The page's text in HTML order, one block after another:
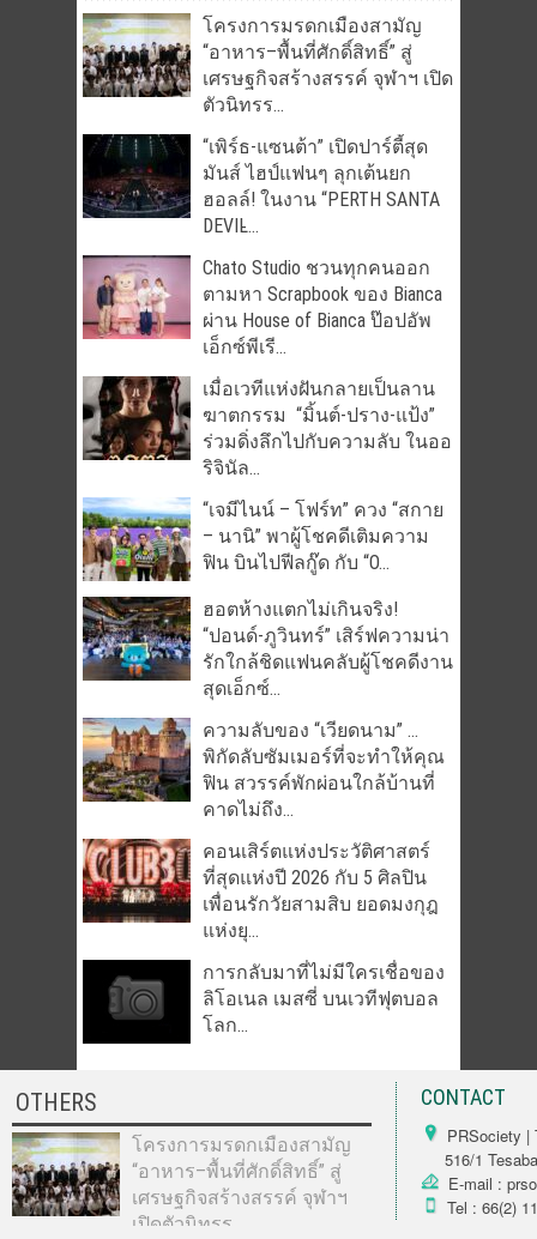
โครงการมรดกเมืองสามัญ
“อาหาร–พื้นที่ศักดิ์สิทธิ์” สู่
เศรษฐกิจสร้างสรรค์ จุฬาฯ เปิด
ตัวนิทรร...
“เพิร์ธ-แซนต้า” เปิดปาร์ตี้สุด
มันส์ ไฮป์แฟนๆ ลุกเต้นยก
ฮอลล์! ในงาน “PERTH SANTA
DEVIL̵...
Chato Studio ชวนทุกคนออก
ตามหา Scrapbook ของ Bianca
ผ่าน House of Bianca ป๊อปอัพ
เอ็กซ์พีเรี...
เมื่อเวทีแห่งฝันกลายเป็นลาน
ฆาตกรรม “มิ้นต์-ปราง-แป้ง”
ร่วมดิ่งลึกไปกับความลับ ในออ
ริจินัล...
“เจมีไนน์ – โฟร์ท” ควง “สกาย
– นานิ” พาผู้โชคดีเติมความ
ฟิน บินไปฟีลกู๊ด กับ “O...
ฮอตห้างแตกไม่เกินจริง!
“ปอนด์-ภูวินทร์” เสิร์ฟความน่า
รักใกล้ชิดแฟนคลับผู้โชคดีงาน
สุดเอ็กซ์...
ความลับของ “เวียดนาม” …
พิกัดลับซัมเมอร์ที่จะทำให้คุณ
ฟิน สวรรค์พักผ่อนใกล้บ้านที่
คาดไม่ถึง...
คอนเสิร์ตแห่งประวัติศาสตร์
ที่สุดแห่งปี 2026 กับ 5 ศิลปิน
เพื่อนรักวัยสามสิบ ยอดมงกุฎ
แห่งยุ...
การกลับมาที่ไม่มีใครเชื่อของ
ลิโอเนล เมสซี่ บนเวทีฟุตบอล
โลก...
OTHERS
โครงการมรดกเมืองสามัญ
“อาหาร–พื้นที่ศักดิ์สิทธิ์” สู่
เศรษฐกิจสร้างสรรค์ จุฬาฯ
เปิดตัวนิทรร...
CONTACT
PRSociety |
516/1
E-mail :
Tel : 66(2)